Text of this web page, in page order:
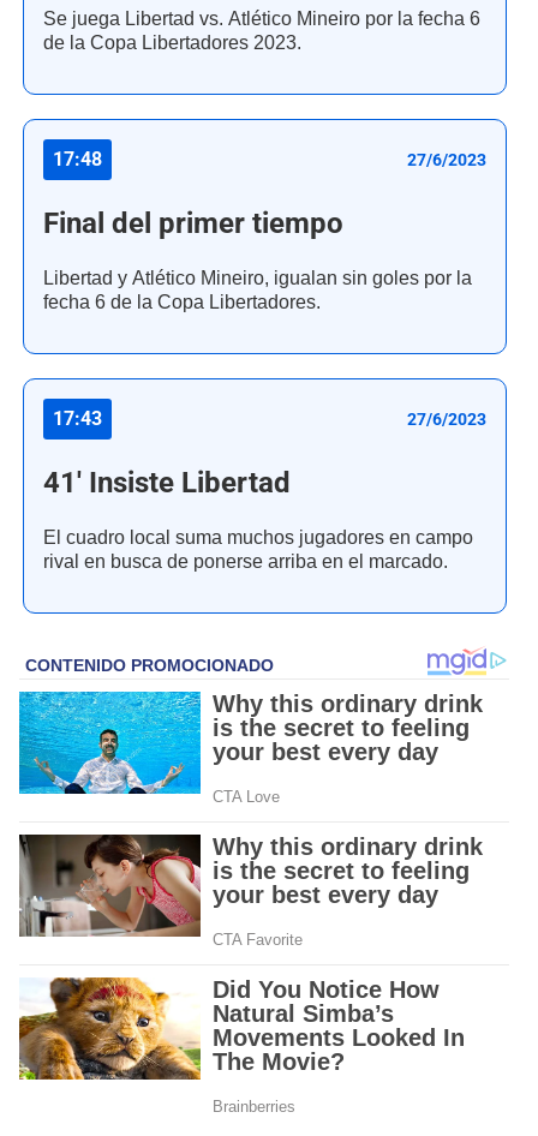
Se juega Libertad vs. Atlético Mineiro por la fecha 6
de la Copa Libertadores 2023.
17:48 27/6/2023
Final del primer tiempo
Libertad y Atlético Mineiro, igualan sin goles por la
fecha 6 de la Copa Libertadores.
17:43 27/6/2023
41' Insiste Libertad
El cuadro local suma muchos jugadores en campo
rival en busca de ponerse arriba en el marcado.